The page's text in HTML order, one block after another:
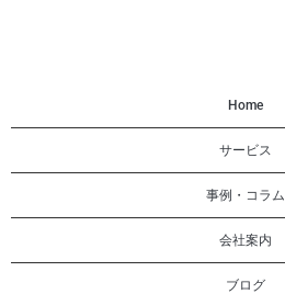
Home
サービス
事例・コラム
会社案内
ブログ